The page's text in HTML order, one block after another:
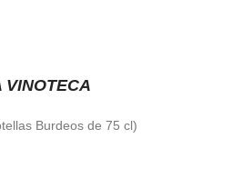
VINOTECA
Burdeos de 75 cl)